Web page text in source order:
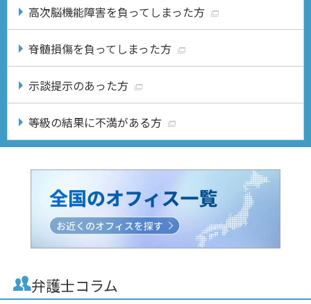
高次脳機能障害を負ってしまった方
脊髄損傷を負ってしまった方
示談提示のあった方
等級の結果に不満がある方
弁護士コラム